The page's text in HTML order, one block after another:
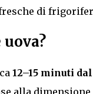
di
12–15 minuti
alla dimensione